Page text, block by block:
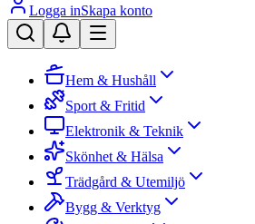
Logga inSkapa konto
Hem & Hushåll
Sport & Fritid
Elektronik & Teknik
Skönhet & Hälsa
Trädgård & Utemiljö
Bygg & Verktyg